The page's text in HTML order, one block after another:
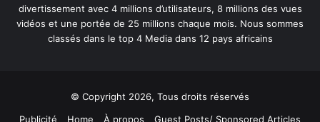
divertissement avec 4 millions d’utilisateurs, 8 millions des vues
vidéos et une portée de 25 millions chaque mois. Nous sommes
classés dans le top 4 Media dans 12 pays africains
© Copyright 2026, Tous droits réservés
Publicité
Home À propos Guest Posts/ Sponsored Articles